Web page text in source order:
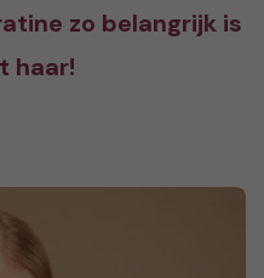
zo belangrijk is
haar!